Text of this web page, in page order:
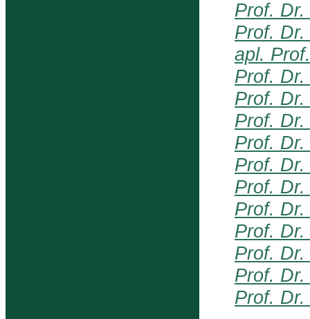
Prof.
Prof.
apl.
Prof.
Prof.
Prof.
Prof.
Prof.
Prof.
Prof.
Prof.
Prof.
Prof.
Prof.